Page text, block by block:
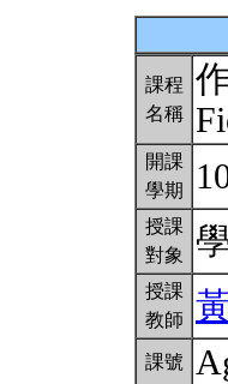
課程
名稱
開課
學期
授課
對象
授課
教師
課號